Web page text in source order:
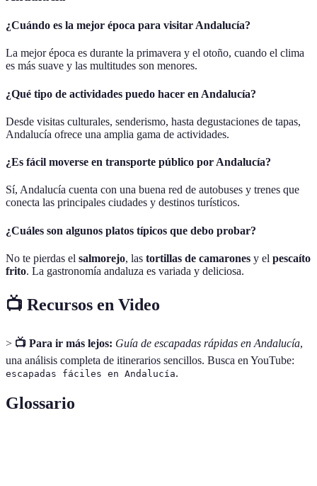
¿Cuándo es la mejor época para visitar Andalucía?
La mejor época es durante la primavera y el otoño, cuando el clima
es más suave y las multitudes son menores.
¿Qué tipo de actividades puedo hacer en Andalucía?
Desde visitas culturales, senderismo, hasta degustaciones de tapas,
Andalucía ofrece una amplia gama de actividades.
¿Es fácil moverse en transporte público por Andalucía?
Sí, Andalucía cuenta con una buena red de autobuses y trenes que
conecta las principales ciudades y destinos turísticos.
¿Cuáles son algunos platos típicos que debo probar?
No te pierdas el salmorejo, las tortillas de camarones y el pescaíto
frito. La gastronomía andaluza es variada y deliciosa.
📺 Recursos en Video
> 📺 Para ir más lejos: Guía de escapadas rápidas en Andalucía,
una análisis completa de itinerarios sencillos. Busca en YouTube:
escapadas fáciles en Andalucía.
Glossario